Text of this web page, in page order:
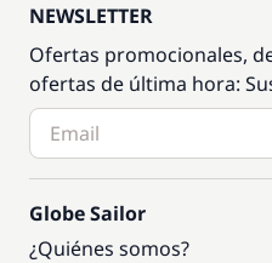
NEWSLETTER
Ofertas promocionales,
ofertas de última hora:
Globe Sailor
¿Quiénes somos?